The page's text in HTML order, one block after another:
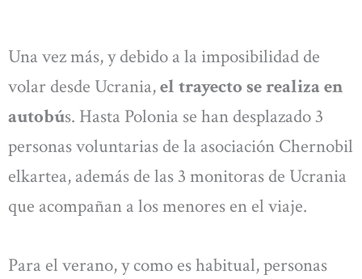
Una vez más, y debido a la imposibilidad de
volar desde Ucrania,el trayecto se realiza en
autobús. Hasta Polonia se han desplazado 3
personas voluntarias de la asociación Chernobil
elkartea, además de las 3 monitoras de Ucrania
que acompañan a los menores en el viaje.
Para el verano, y como es habitual, personas